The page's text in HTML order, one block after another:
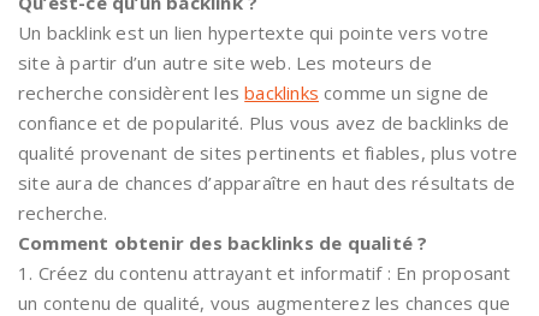
Un backlink est un lien hypertexte qui pointe vers votre
site à partir d’un autre site web. Les moteurs de
recherche considèrent lesbacklinks comme un signe de
confiance et de popularité. Plus vous avez de backlinks de
qualité provenant de sites pertinents et fiables, plus votre
site aura de chances d’apparaître en haut des résultats de
recherche.
Comment obtenir des backlinks de qualité ?
1. Créez du contenu attrayant et informatif : En proposant
un contenu de qualité, vous augmenterez les chances que